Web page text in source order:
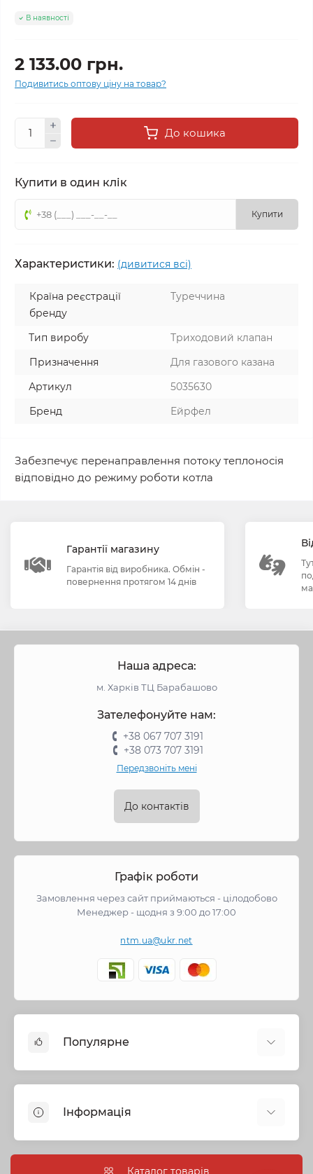
В наявності
2 133.00 грн.
Подивитись оптову ціну на товар?
До кошика
Купити в один клік
Купити
Характеристики: (дивитися всі)
Країна реєстрації
бренду
Туреччина
Тип виробу
Триходовий клапан
Призначення
Для газового казана
Артикул
5035630
Бренд
Ейрфел
Забезпечує перенаправлення потоку теплоносія
відповідно до режиму роботи котла
Гарантії магазину
Гарантія від виробника. Обмін -
повернення протягом 14 днів
Наша адреса:
м. Харків ТЦ Барабашово
Зателефонуйте нам:
+38 067 707 3191
+38 073 707 3191
Передзвоніть мені
До контактів
Графік роботи
Замовлення через сайт приймаються - цілодобово
Менеджер - щодня з 9:00 до 17:00
ntm.ua@ukr.net
Популярне
Запірна арматура
Труби та фітинги
Насосне обладнання
Інформація
Інформація про доставкуКаталог товарів